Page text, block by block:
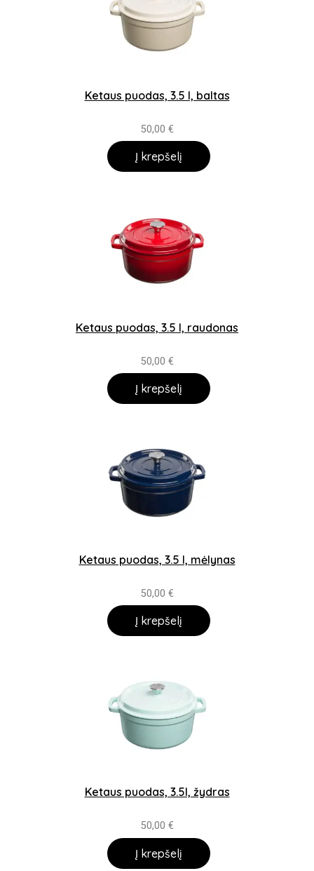
Ketaus puodas, 3.5 l, baltas
50,00 €
Į krepšelį
Ketaus puodas, 3.5 l, raudonas
50,00 €
Į krepšelį
Ketaus puodas, 3.5 l, mėlynas
50,00 €
Į krepšelį
Ketaus puodas, 3.5l, žydras
50,00 €
Į krepšelį